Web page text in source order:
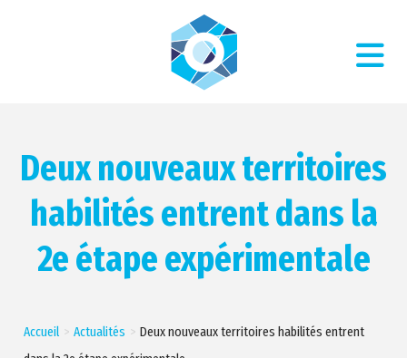
Deux nouveaux territoires
habilités entrent dans la
2e étape expérimentale
Accueil Actualités
Deux nouveaux territoires habilités entrent